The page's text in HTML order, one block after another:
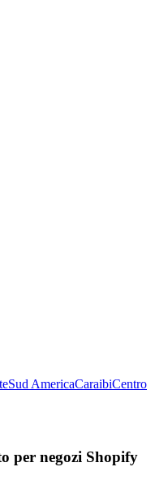
Sud AmericaCaraibiCentro
per negozi Shopify